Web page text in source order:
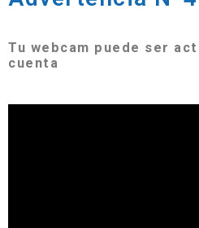
Tu webcam puede ser
cuenta